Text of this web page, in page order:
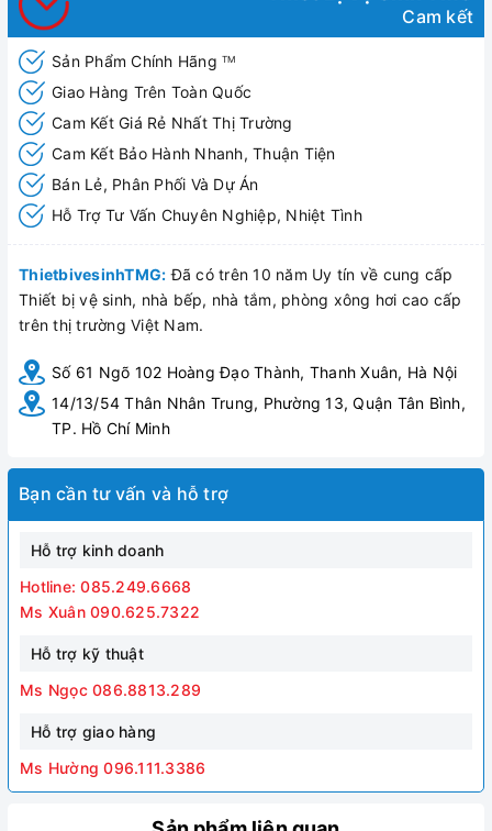
Comfort clean – Tiêu diệt vi khuẩn Ecoli hiệu quả theo
các thí nghiệm được thực hiện bởi IMSL
Cam kết
Sản Phẩm Chính Hãng TM
Giao Hàng Trên Toàn Quốc
Cam Kết Giá Rẻ Nhất Thị Trường
Cam Kết Bảo Hành Nhanh, Thuận Tiện
Bán Lẻ, Phân Phối Và Dự Án
Hỗ Trợ Tư Vấn Chuyên Nghiệp, Nhiệt Tình
ThietbivesinhTMG: Đã có trên 10 năm Uy tín về cung cấp
Thiết bị vệ sinh, nhà bếp, nhà tắm, phòng xông hơi cao cấp
trên thị trường Việt Nam.
Số 61 Ngõ 102 Hoàng Đạo Thành, Thanh Xuân, Hà Nội
14/13/54 Thân Nhân Trung, Phường 13, Quận Tân Bình,
TP. Hồ Chí Minh
Bạn cần tư vấn và hỗ trợ
Hỗ trợ kinh doanh
Hotline: 085.249.6668
Ms Xuân 090.625.7322
Hỗ trợ kỹ thuật
Ms Ngọc 086.8813.289
Hỗ trợ giao hàng
Ms Hường 096.111.3386